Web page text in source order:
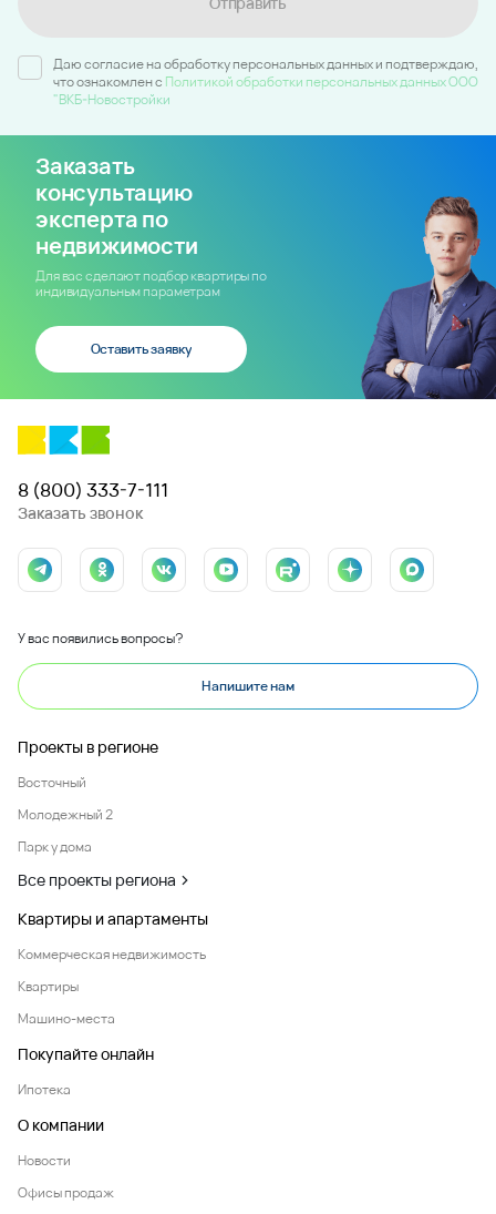
Даю согласие на обработку персональных данных и подтверждаю,
что ознакомлен c Политикой обработки персональных данных ООО
"ВКБ-Новостройки
Заказать
консультацию
эксперта по
недвижимости
Для вас сделают подбор квартиры по
индивидуальным параметрам
Оставить заявку
8 (800) 333-7-111
Заказать звонок
У вас появились вопросы?
Напишите нам
Проекты в регионе
Восточный
Молодежный 2
Парк у дома
Все проекты региона
Квартиры и апартаменты
Коммерческая недвижимость
Квартиры
Машино-места
Покупайте онлайн
Ипотека
О компании
Новости
Офисы продаж